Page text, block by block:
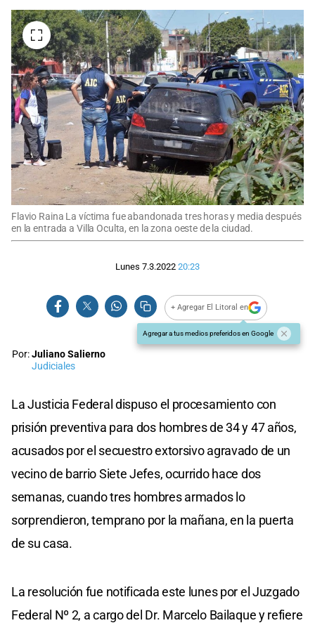
Flavio Raina La víctima fue abandonada tres horas y media después
en la entrada a Villa Oculta, en la zona oeste de la ciudad.
Lunes 7.3.2022 20:23
+ Agregar El Litoral en
Agregar a tus medios preferidos en Google
Por:Juliano Salierno
Judiciales
La Justicia Federal dispuso el procesamiento con
prisión preventiva para dos hombres de 34 y 47 años,
acusados por el secuestro extorsivo agravado de un
vecino de barrio Siete Jefes, ocurrido hace dos
semanas, cuando tres hombres armados lo
sorprendieron, temprano por la mañana, en la puerta
de su casa.
La resolución fue notificada este lunes por el Juzgado
Federal Nº 2, a cargo del Dr. Marcelo Bailaque y refiere